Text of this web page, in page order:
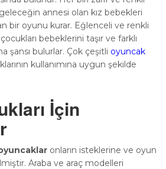
annesi olan kız bebekleri
bir oyunu kurar. Eğlenceli ve renkli
bebeklerini taşır ve farklı
şansı bulurlar. Çok çeşitli oyuncak
kullanımına uygun şekilde
İçin
onların isteklerine ve oyun
Araba ve araç modelleri